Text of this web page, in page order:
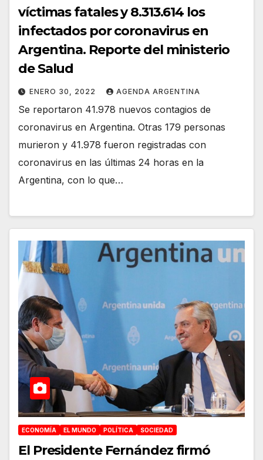
víctimas fatales y 8.313.614 los
infectados por coronavirus en
Argentina. Reporte del ministerio
de Salud
ENERO 30, 2022 AGENDA ARGENTINA
Se reportaron 41.978 nuevos contagios de
coronavirus en Argentina. Otras 179 personas
murieron y 41.978 fueron registradas con
coronavirus en las últimas 24 horas en la
Argentina, con lo que…
ECONOMÍA EL MUNDO POLÍTICA SOCIEDAD
El Presidente Fernández firmó